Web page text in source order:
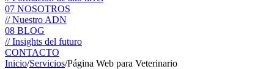
07 NOSOTROS
// Nuestro ADN
08 BLOG
// Insights del futuro
CONTACTO
Inicio/Servicios/Página Web para Veterinario